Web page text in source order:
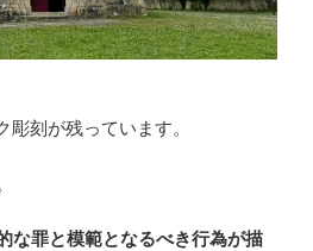
刻が残っています。
な罪と模範となるべき行為が描